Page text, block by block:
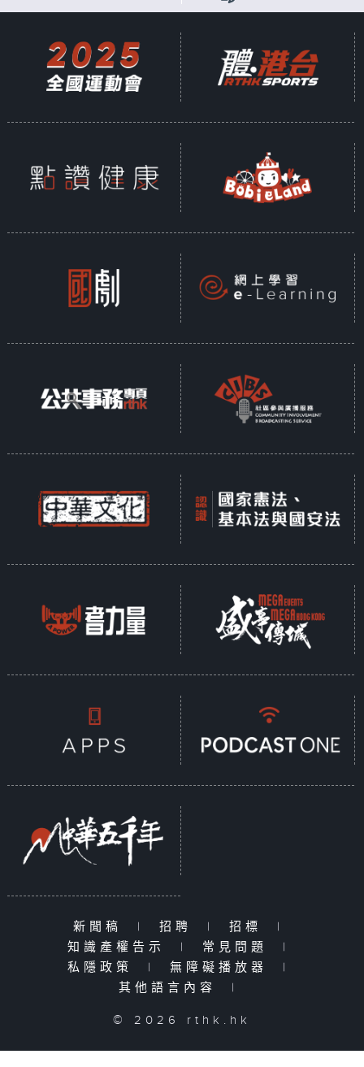
新聞稿 | 招聘 | 招標
|
知識產權告示
| 常見問題
|
私隱政策
| 無障礙播放器
|
其他語言內容
|
© 2026 rthk.hk